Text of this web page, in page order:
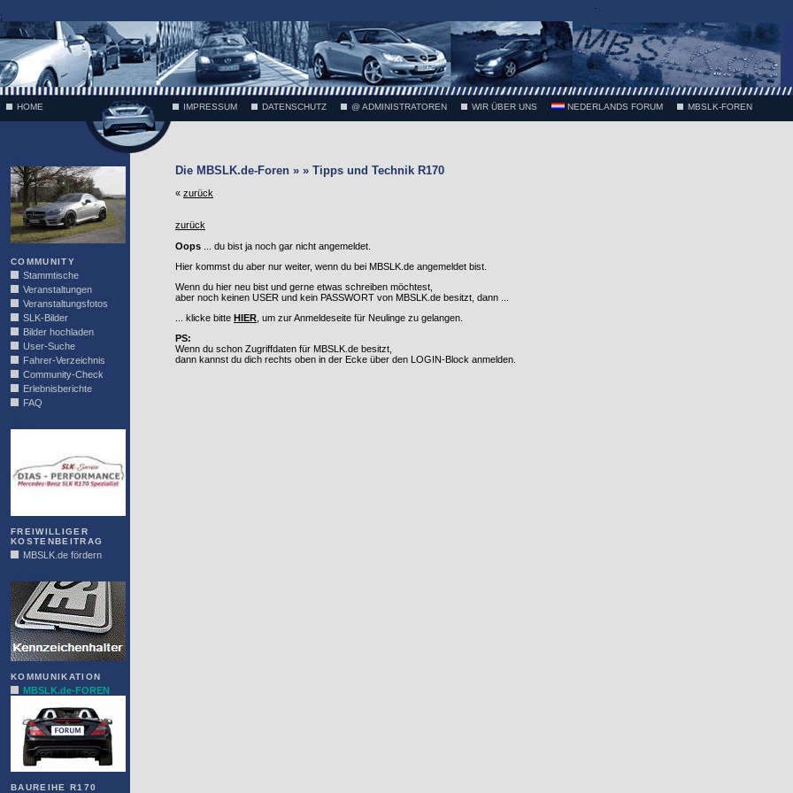
;
HOME IMPRESSUM DATENSCHUTZ @ ADMINISTRATOREN WIR ÜBER UNS NEDERLANDS FORUM MBSLK-FOREN
COMMUNITY
Stammtische
Veranstaltungen
Veranstaltungsfotos
SLK-Bilder
Bilder hochladen
User-Suche
Fahrer-Verzeichnis
Community-Check
Erlebnisberichte
FAQ
FREIWILLIGER
KOSTENBEITRAG
MBSLK.de fördern
KOMMUNIKATION
MBSLK.de-FOREN
BAUREIHE R170
Die MBSLK.de-Foren » » Tipps und Technik R170
« zurück
zurück
Oops ... du bist ja noch gar nicht angemeldet.
Hier kommst du aber nur weiter, wenn du bei MBSLK.de angemeldet bist.
Wenn du hier neu bist und gerne etwas schreiben möchtest,
aber noch keinen USER und kein PASSWORT von MBSLK.de besitzt, dann ...
... klicke bitte HIER , um zur Anmeldeseite für Neulinge zu gelangen.
PS:
Wenn du schon Zugriffdaten für MBSLK.de besitzt,
dann kannst du dich rechts oben in der Ecke über den LOGIN-Block anmelden.